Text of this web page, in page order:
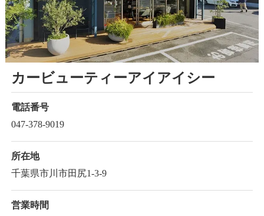
カービューティーアイアイシー
電話番号
047-378-9019
所在地
千葉県市川市田尻1-3-9
営業時間